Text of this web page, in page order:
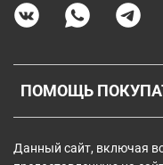
ПОМОЩЬ
Данный сайт, включая